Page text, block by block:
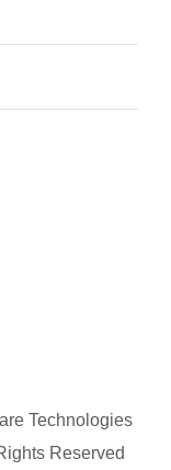
Technologies
Reserved